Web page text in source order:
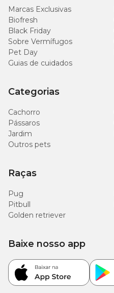
Marcas Exclusivas
Biofresh
Black Friday
Sobre Vermífugos
Pet Day
Guias de cuidados
Categorias
Cachorro
Pássaros
Jardim
Outros pets
Raças
Pug
Pitbull
Golden retriever
Baixe nosso app